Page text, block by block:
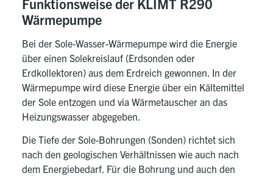
Wärmepumpe
Bei der Sole-Wasser-Wärmepumpe wird die Energie
über einen Solekreislauf (Erdsonden oder
Erdkollektoren) aus dem Erdreich gewonnen. In der
Wärmepumpe wird diese Energie über ein Kältemittel
der Sole entzogen und via Wärmetauscher an das
Heizungswasser abgegeben.
Die Tiefe der Sole-Bohrungen (Sonden) richtet sich
nach den geologischen Verhältnissen wie auch nach
dem Energiebedarf. Für die Bohrung und auch den